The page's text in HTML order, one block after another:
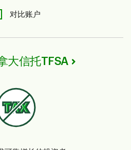
对比账户
大信托TFSA